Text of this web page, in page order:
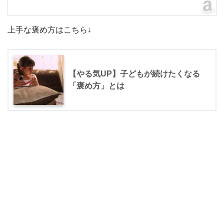
上手な褒め方はこちら↓
【やる気UP】子どもが続けたくなる
「褒め方」とは